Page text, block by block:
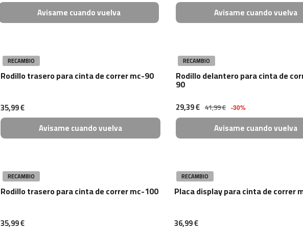
Avisame cuando vuelva
Avisame cuando vuelva
RECAMBIO
Rodillo trasero para cinta de correr mc-90
35,99 €
Avisame cuando vuelva
RECAMBIO
Rodillo delantero para cinta de
90
29,39 € 41,99 € -30%
Avisame cuando vuelva
RECAMBIO
Rodillo trasero para cinta de correr mc-100
35,99 €
RECAMBIO
Placa display para cinta de correr
36,99 €